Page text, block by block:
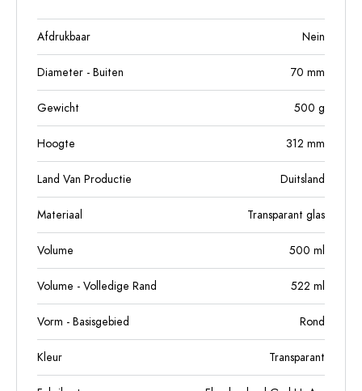
Afdrukbaar Nein
Diameter - Buiten 70 mm
Gewicht 500 g
Hoogte 312 mm
Land Van Productie Duitsland
Materiaal Transparant glas
Volume 500 ml
Volume - Volledige Rand 522 ml
Vorm - Basisgebied Rond
Kleur Transparant